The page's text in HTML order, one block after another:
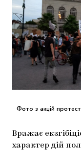
Фото з акцій
Вражає
характер дій